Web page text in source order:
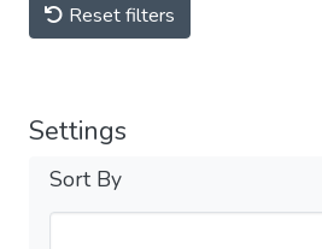
Reset filters
Settings
Sort By